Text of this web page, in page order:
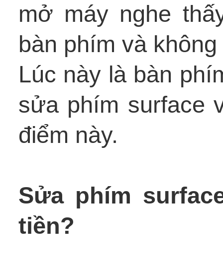
mở máy nghe
bàn phím và
Lúc này là bàn
sửa phím surface
điểm này.
Sửa phím
tiền?